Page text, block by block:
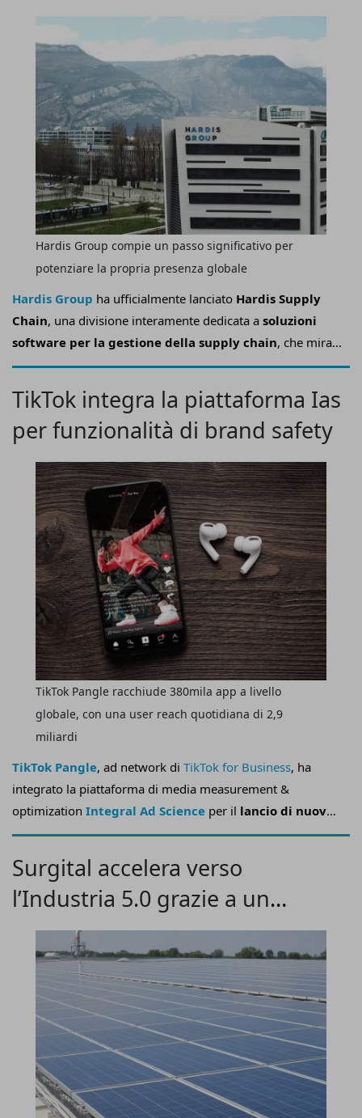
Hardis Group ha ufficialmente lanciato Hardis Supply
Chain, una divisione interamente dedicata a soluzioni
software per la gestione della supply chain, che mira a
consolidare l’identità del Gruppo unendo sotto un unico
Sislog e Oil.
Hardis Group compie un passo significativo per
potenziare la propria presenza globale
TikTok integra la piattaforma Ias
per funzionalità di brand safety
TikTok Pangle, ad network di TikTok for Business, ha
integrato la piattaforma di media measurement &
optimization Integral Ad Science per il lancio di nuove
funzionalità di brand safety per i suoi inserzionisti,
(Ivt) .
TikTok Pangle racchiude 380mila app a livello
globale, con una user reach quotidiana di 2,9
miliardi
Surgital accelera verso
l’Industria 5.0 grazie a un
sistema integrato